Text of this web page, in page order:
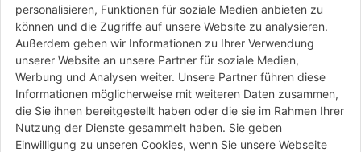
personalisieren, Funktionen für soziale Medien anbieten zu
können und die Zugriffe auf unsere Website zu analysieren.
Außerdem geben wir Informationen zu Ihrer Verwendung
unserer Website an unsere Partner für soziale Medien,
Werbung und Analysen weiter. Unsere Partner führen diese
Informationen möglicherweise mit weiteren Daten zusammen,
die Sie ihnen bereitgestellt haben oder die sie im Rahmen Ihrer
Nutzung der Dienste gesammelt haben. Sie geben
Einwilligung zu unseren Cookies, wenn Sie unsere Webseite